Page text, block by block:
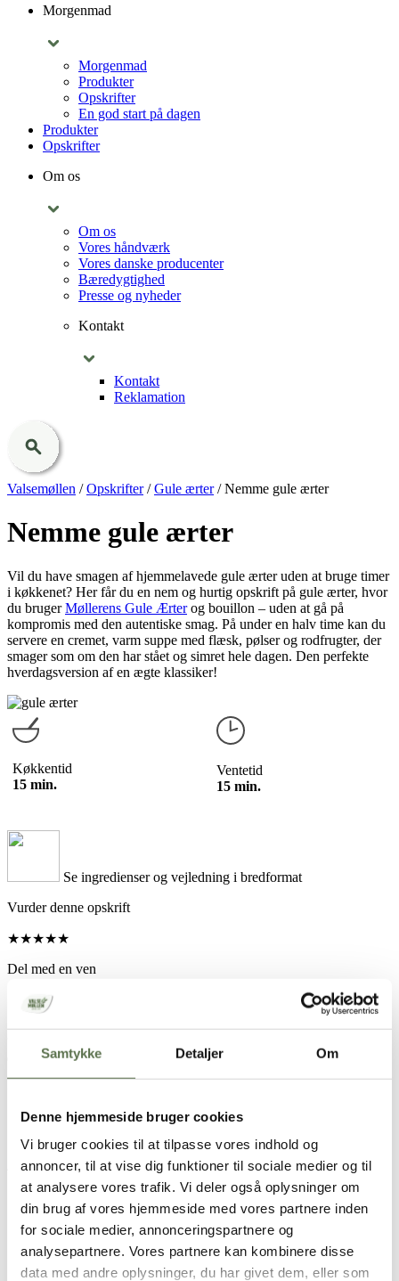
Samtykke Detaljer Om
Denne hjemmeside bruger cookies
Vi bruger cookies til at tilpasse vores indhold og
annoncer, til at vise dig funktioner til sociale medier og til
at analysere vores trafik. Vi deler også oplysninger om
din brug af vores hjemmeside med vores partnere inden
for sociale medier, annonceringspartnere og
analysepartnere. Vores partnere kan kombinere disse
data med andre oplysninger, du har givet dem, eller som
Morgenmad
Morgenmad
Produkter
Opskrifter
En god start på dagen
Produkter
Opskrifter
Om os
Om os
Vores håndværk
Vores danske producenter
Bæredygtighed
Presse og nyheder
Kontakt
Kontakt
Reklamation
Valsemøllen /Opskrifter/Gule ærter/Nemme gule ærter
Nemme gule ærter
Vil du have smagen af hjemmelavede gule ærter uden at bruge timer
i køkkenet? Her får du en nem og hurtig opskrift på gule ærter, hvor
du brugerMøllerens Gule Ærterog bouillon – uden at gå på
kompromis med den autentiske smag. På under en halv time kan du
servere en cremet, varm suppe med flæsk, pølser og rodfrugter, der
smager som om den har stået og simret hele dagen. Den perfekte
hverdagsversion af en ægte klassiker!
Køkkentid
15 min.
Ventetid
15 min.
Se ingredienser og vejledning i bredformat
Vurder denne opskrift
★★★★★
Del med en ven
Hold skærmen tændt
Opskrift
4 personer
1-2 spsk. smør
1-2 spsk. olie
1 stort løg, hakket
3 stk. klar suppe bouillonterninger
1-1,5 l vand
500 g medisterpølse